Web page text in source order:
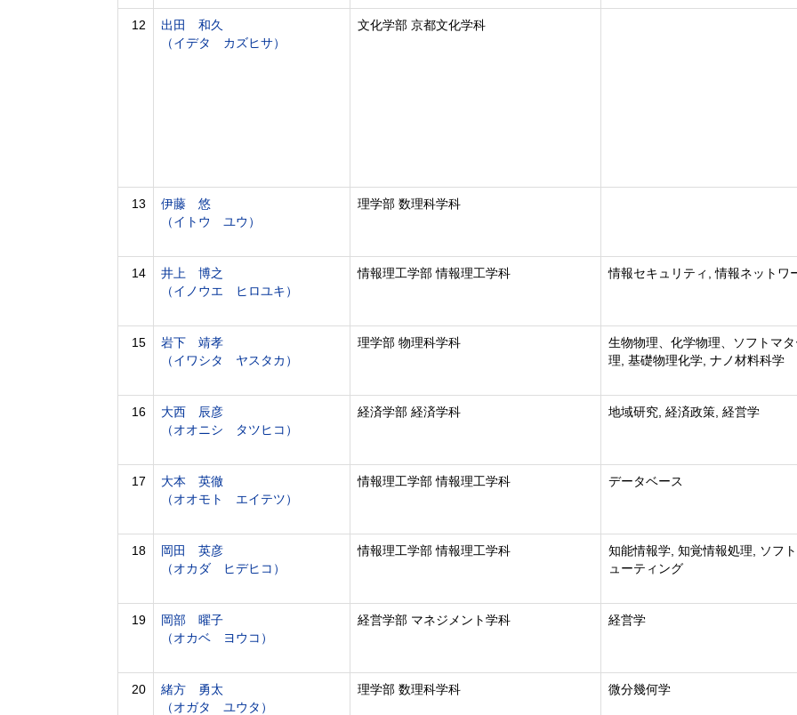
12
出田 和久
（イデタ カズヒサ）
文化学部 京都文化学科
13
伊藤 悠
（イトウ ユウ）
理学部 数理科学科
14
井上 博之
（イノウエ ヒロユキ）
情報理工学部 情報理工学科 情報セキュリティ, 情報ネットワ
15
岩下 靖孝
（イワシタ ヤスタカ）
理学部 物理科学科
生物物理、化学物理、ソフトマ
理, 基礎物理化学, ナノ材料科学
16
大西 辰彦
（オオニシ タツヒコ）
経済学部 経済学科 地域研究, 経済政策, 経営学
17
大本 英徹
（オオモト エイテツ）
情報理工学部 情報理工学科 データベース
18
岡田 英彦
（オカダ ヒデヒコ）
情報理工学部 情報理工学科
知能情報学, 知覚情報処理, ソフ
ューティング
19
岡部 曜子
（オカベ ヨウコ）
経営学部 マネジメント学科 経営学
20
緒方 勇太
（オガタ ユウタ）
理学部 数理科学科 微分幾何学